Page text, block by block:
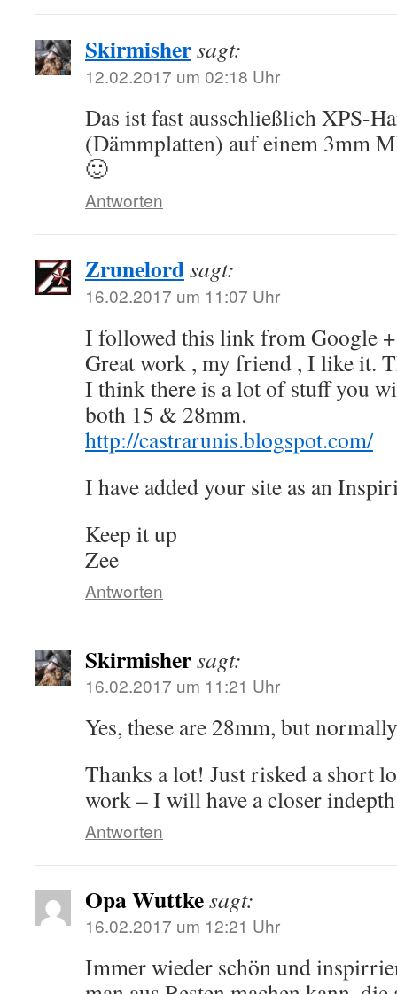
Skirmishersagt:
12.02.2017 um 02:18 Uhr
Das ist fast ausschließlich XPS-
(Dämmplatten) auf einem 3mm
🙂
Antworten
Zrunelordsagt:
16.02.2017 um 11:07 Uhr
I followed this link from Google +
Great work , my friend , I like it.
I think there is a lot of stuff you
both 15 & 28mm.
http://castrarunis.blogspot.com/
I have added your site as an
Keep it up
Zee
Antworten
Skirmishersagt:
16.02.2017 um 11:21 Uhr
Yes, these are 28mm, but
Thanks a lot! Just risked a short
work – I will have a closer
Antworten
Opa Wuttkesagt:
16.02.2017 um 12:21 Uhr
Immer wieder schön und